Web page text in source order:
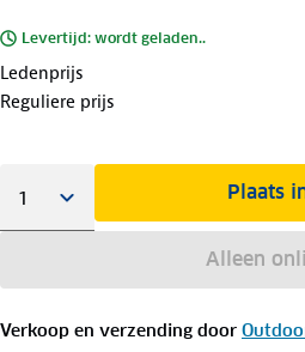
Levertijd: wordt geladen..
Ledenprijs
Reguliere prijs
Plaats
Alleen
Verkoop en verzending door